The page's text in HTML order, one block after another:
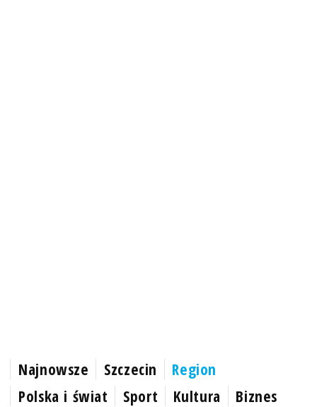
Najnowsze Szczecin
Region
Polska i świat
Sport Kultura
Biznes